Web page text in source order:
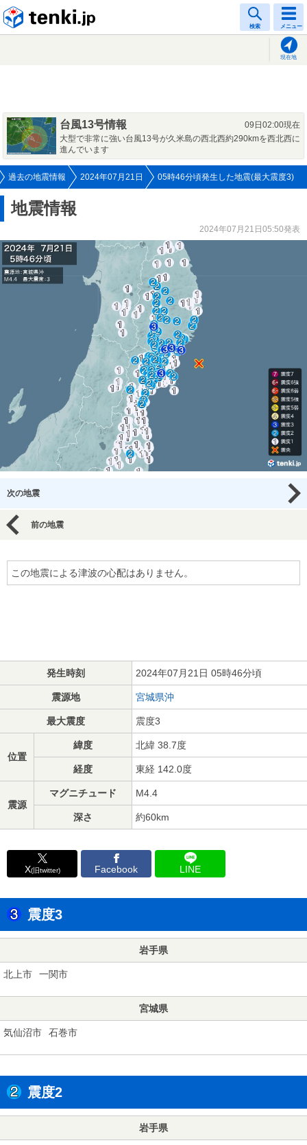
検索 メニュー
現在地
台風13号情報
09日02:00現在
大型で非常に強い台風13号が久米島の西北西約290kmを西北西に
進んでいます
過去の地震情報 2024年07月21日 05時46分頃発生した地震(最大震度3)
地震情報
2024年07月21日05:50発表
次の地震
前の地震
この地震による津波の心配はありません。
発生時刻 2024年07月21日 05時46分頃
震源地 宮城県沖
最大震度 震度3
位置
緯度 北緯 38.7度
経度 東経 142.0度
震源
マグニチュード M4.4
深さ 約60km
X(旧twitter) Facebook LINE
震度3
岩手県
北上市 一関市
宮城県
気仙沼市 石巻市
震度2
岩手県